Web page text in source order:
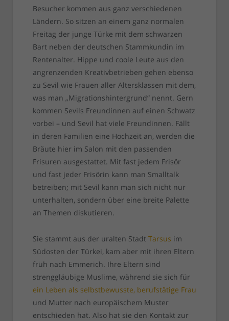
Besucher kommen aus ganz verschiedenen
Ländern. So sitzen an einem ganz normalen
Freitag der junge Türke mit dem schwarzen
Bart neben der deutschen Stammkundin im
Rentenalter. Hippe und coole Leute aus den
angrenzenden Kreativbetrieben gehen ebenso
zu Sevil wie Frauen aller Altersklassen mit dem,
was man „Migrationshintergrund“ nennt. Gern
kommen Sevils Freundinnen auf einen Schwatz
vorbei – und Sevil hat viele Freundinnen. Fällt
in deren Familien eine Hochzeit an, werden die
Bräute hier im Salon mit den passenden
Frisuren ausgestattet. Mit fast jedem Frisör
und fast jeder Frisörin kann man Smalltalk
betreiben; mit Sevil kann man sich nicht nur
unterhalten, sondern über eine breite Palette
an Themen diskutieren.
Sie stammt aus der uralten Stadt Tarsus im
Südosten der Türkei, kam aber mit ihren Eltern
früh nach Emmerich. Ihre Eltern sind
strenggläubige Muslime, während sie sich für
ein Leben als selbstbewusste, berufstätige Frau
und Mutter nach europäischem Muster
entschieden hat. Also hat sie den Kontakt zur